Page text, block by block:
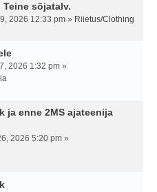
sõjatalv.
2026 12:33 pm » Riietus/Clothing
2026 1:32 pm »
ja enne 2MS ajateenija
2026 5:20 pm »